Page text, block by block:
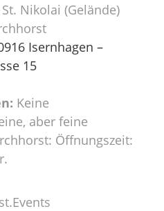
Nikolai (Gelände)
Isernhagen –
15
Keine
aber feine
Öffnungszeit: